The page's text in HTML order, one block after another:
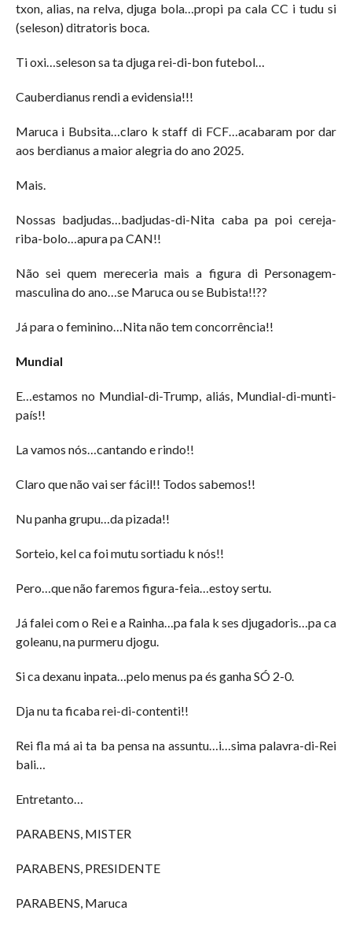
txon, alias, na relva, djuga bola…propi pa cala CC i tudu si
(seleson) ditratoris boca.
Ti oxi…seleson sa ta djuga rei-di-bon futebol…
Cauberdianus rendi a evidensia!!!
Maruca i Bubsita…claro k staff di FCF…acabaram por dar
aos berdianus a maior alegria do ano 2025.
Mais.
Nossas badjudas…badjudas-di-Nita caba pa poi cereja-
riba-bolo…apura pa CAN!!
Não sei quem mereceria mais a figura di Personagem-
masculina do ano…se Maruca ou se Bubista!!??
Já para o feminino…Nita não tem concorrência!!
Mundial
E…estamos no Mundial-di-Trump, aliás, Mundial-di-munti-
país!!
La vamos nós…cantando e rindo!!
Claro que não vai ser fácil!! Todos sabemos!!
Nu panha grupu…da pizada!!
Sorteio, kel ca foi mutu sortiadu k nós!!
Pero…que não faremos figura-feia…estoy sertu.
Já falei com o Rei e a Rainha…pa fala k ses djugadoris…pa ca
goleanu, na purmeru djogu.
Si ca dexanu inpata…pelo menus pa és ganha SÓ 2-0.
Dja nu ta ficaba rei-di-contenti!!
Rei fla má ai ta ba pensa na assuntu…i…sima palavra-di-Rei
bali…
Entretanto…
PARABENS, MISTER
PARABENS, PRESIDENTE
PARABENS, Maruca